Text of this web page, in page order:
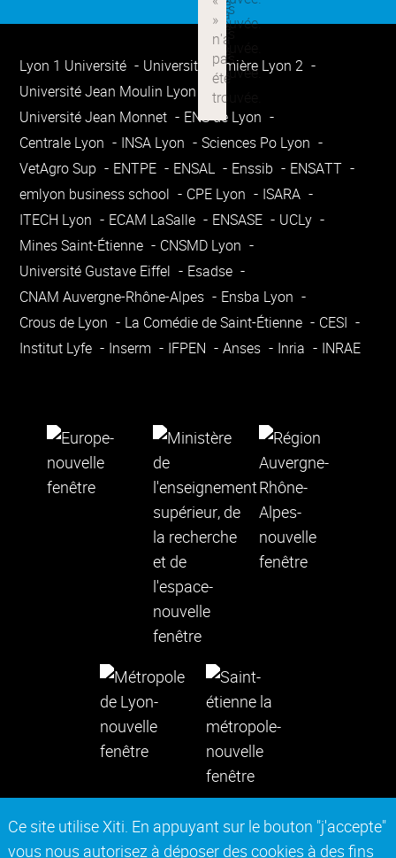
Ce site utilise Xiti. En appuyant sur le bouton "j'accepte"
vous nous autorisez à déposer des cookies à des fins
Lyon 1 Université
Université Lumière Lyon 2
Université Jean Moulin Lyon 3
Université Jean Monnet
ENS de Lyon
Centrale Lyon
INSA Lyon
Sciences Po Lyon
VetAgro Sup
ENTPE ENSAL Enssib
ENSATT
emlyon business school
CPE Lyon
ISARA
ITECH Lyon
ECAM LaSalle ENSASE
UCLy
Mines Saint-Étienne
CNSMD Lyon
Université Gustave Eiffel
Esadse
CNAM Auvergne-Rhône-Alpes
Ensba Lyon
Crous de Lyon
La Comédie de Saint-Étienne
CESI
Institut Lyfe
Inserm IFPEN Anses Inria INRAE
Contact Mentions légales